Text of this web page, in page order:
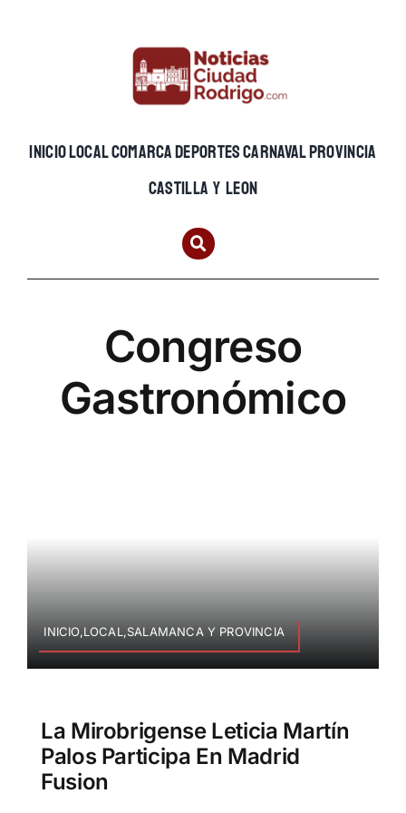
INICIOLOCALCOMARCADEPORTESCARNAVALPROVINCIA
CASTILLA Y LEON
Congreso
Gastronómico
INICIO,LOCAL,SALAMANCA Y PROVINCIA
La Mirobrigense Leticia Martín
Palos Participa En Madrid
Fusion